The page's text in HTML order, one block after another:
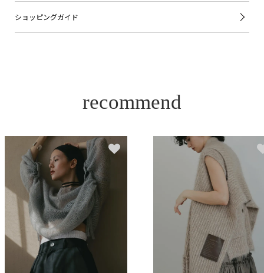
ショッピングガイド
recommend